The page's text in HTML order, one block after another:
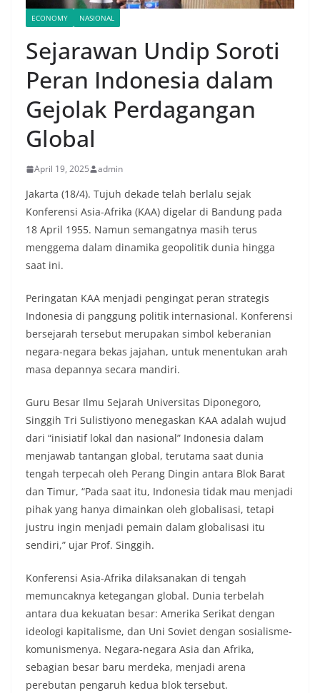
ECONOMY NASIONAL
Sejarawan Undip Soroti
Peran Indonesia dalam
Gejolak Perdagangan
Global
April 19, 2025 admin
Jakarta (18/4). Tujuh dekade telah berlalu sejak
Konferensi Asia-Afrika (KAA) digelar di Bandung pada
18 April 1955. Namun semangatnya masih terus
menggema dalam dinamika geopolitik dunia hingga
saat ini.
Peringatan KAA menjadi pengingat peran strategis
Indonesia di panggung politik internasional. Konferensi
bersejarah tersebut merupakan simbol keberanian
negara-negara bekas jajahan, untuk menentukan arah
masa depannya secara mandiri.
Guru Besar Ilmu Sejarah Universitas Diponegoro,
Singgih Tri Sulistiyono menegaskan KAA adalah wujud
dari “inisiatif lokal dan nasional” Indonesia dalam
menjawab tantangan global, terutama saat dunia
tengah terpecah oleh Perang Dingin antara Blok Barat
dan Timur, “Pada saat itu, Indonesia tidak mau menjadi
pihak yang hanya dimainkan oleh globalisasi, tetapi
justru ingin menjadi pemain dalam globalisasi itu
sendiri,” ujar Prof. Singgih.
Konferensi Asia-Afrika dilaksanakan di tengah
memuncaknya ketegangan global. Dunia terbelah
antara dua kekuatan besar: Amerika Serikat dengan
ideologi kapitalisme, dan Uni Soviet dengan sosialisme-
komunismenya. Negara-negara Asia dan Afrika,
sebagian besar baru merdeka, menjadi arena
perebutan pengaruh kedua blok tersebut.